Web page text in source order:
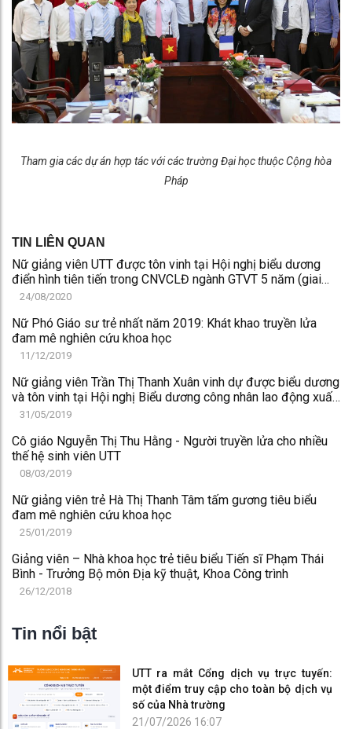
Tham gia các dự án hợp tác với các trường Đại học thuộc Cộng hòa
Pháp
TIN LIÊN QUAN
Nữ giảng viên UTT được tôn vinh tại Hội nghị biểu dương
điển hình tiên tiến trong CNVCLĐ ngành GTVT 5 năm (giai
đoạn 2016-2020)
24/08/2020
Nữ Phó Giáo sư trẻ nhất năm 2019: Khát khao truyền lửa
đam mê nghiên cứu khoa học
11/12/2019
Nữ giảng viên Trần Thị Thanh Xuân vinh dự được biểu dương
và tôn vinh tại Hội nghị Biểu dương công nhân lao động xuất
sắc, tiêu biểu năm 2018
31/05/2019
Cô giáo Nguyễn Thị Thu Hằng - Người truyền lửa cho nhiều
thế hệ sinh viên UTT
08/03/2019
Nữ giảng viên trẻ Hà Thị Thanh Tâm tấm gương tiêu biểu
đam mê nghiên cứu khoa học
25/01/2019
Giảng viên – Nhà khoa học trẻ tiêu biểu Tiến sĩ Phạm Thái
Bình - Trưởng Bộ môn Địa kỹ thuật, Khoa Công trình
26/12/2018
Tin nổi bật
UTT ra mắt Cổng dịch vụ trực tuyến:
một điểm truy cập cho toàn bộ dịch vụ
số của Nhà trường
21/07/2026 16:07